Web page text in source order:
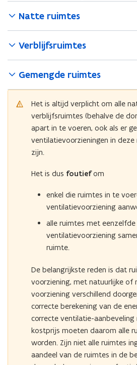
Natte ruimtes
Verblijfsruimtes
Gemengde ruimtes
Het is altijd verplicht om alle
verblijfsruimtes (behalve de
apart in te voeren, ook als er
ventilatievoorzieningen in
zijn.
Het is dus foutiefom
enkel die ruimtes in te
ventilatievoorziening
alle ruimtes met
ventilatievoorziening
ruimte.
De belangrijkste reden is dat
voorziening, met natuurlijke of
voorziening verschillend
correcte berekening van de
correcte ventilatie-
kostprijs moeten daarom alle
worden. Zijn niet alle ruimtes
aandeel van de ruimtes in de